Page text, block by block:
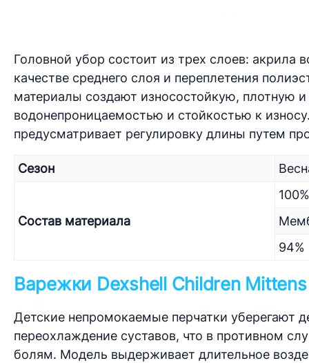
Головной убор состоит из трех слоев:
качестве среднего слоя и переплетения
материалы создают износостойкую, плотную
водонепроницаемостью и стойкостью к
предусматривает регулировку длины путем
Сезон
Состав материала
94%
Варежки Dexshell Children Mittens
Детские непромокаемые перчатки уберегают
переохлаждение суставов, что в противном
болям. Модель выдерживает длительное